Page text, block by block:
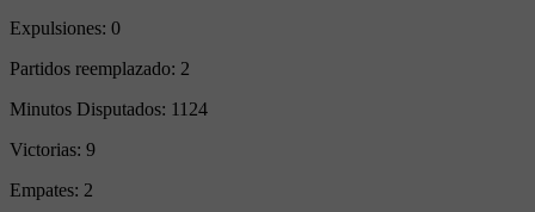
Expulsiones: 0
Partidos reemplazado: 2
Minutos Disputados: 1124
Victorias: 9
Empates: 2